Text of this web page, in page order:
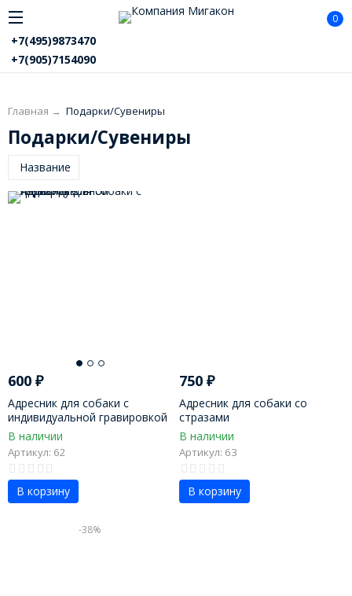
0
+7(495)9873470
+7(905)7154090
Главная → Подарки/Сувениры
Подарки/Сувениры
Название
600 ₽
Адресник для собаки с
индивидуальной гравировкой
В наличии
Артикул: 62
В корзину
750₽
Адресник для собаки со
стразами
В наличии
Артикул: 63
В корзину
-38%